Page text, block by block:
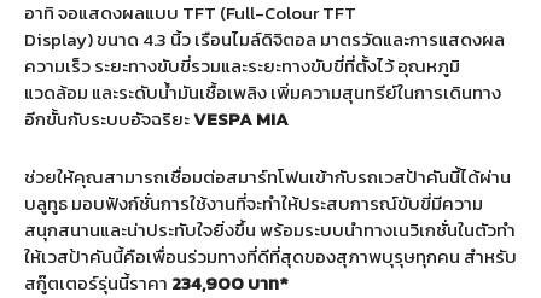
อาทิ จอแสดงผลแบบ TFT (Full-Colour TFT
Display) ขนาด 4.3 นิ้ว เรือนไมล์ดิจิตอล มาตรวัดและการแสดงผล
ความเร็ว ระยะทางขับขี่รวมและระยะทางขับขี่ที่ตั้งไว้ อุณหภูมิ
แวดล้อม และระดับน้ำมันเชื้อเพลิง เพิ่มความสุนทรีย์ในการเดินทาง
อีกขั้นกับระบบอัจฉริยะVESPA MIA
ช่วยให้คุณสามารถเชื่อมต่อสมาร์ทโฟนเข้ากับรถเวสป้าคันนี้ได้ผ่าน
บลูทูธ มอบฟังก์ชั่นการใช้งานที่จะทำให้ประสบการณ์ขับขี่มีความ
สนุกสนานและน่าประทับใจยิ่งขึ้น พร้อมระบบนำทางเนวิเกชั่นในตัวทำ
ให้เวสป้าคันนี้คือเพื่อนร่วมทางที่ดีที่สุดของสุภาพบุรุษทุกคน สำหรับ
สกู๊ตเตอร์รุ่นนี้ราคา 234,900 บาท*